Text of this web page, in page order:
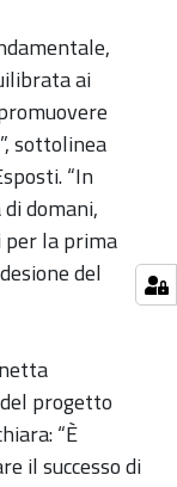
ai
sottolinea
“In
domani,
per la prima
del
progetto
“È
il successo di